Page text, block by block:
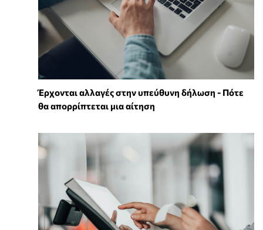
Έρχονται αλλαγές στην υπεύθυνη δήλωση - Πότε
θα απορρίπτεται μια αίτηση